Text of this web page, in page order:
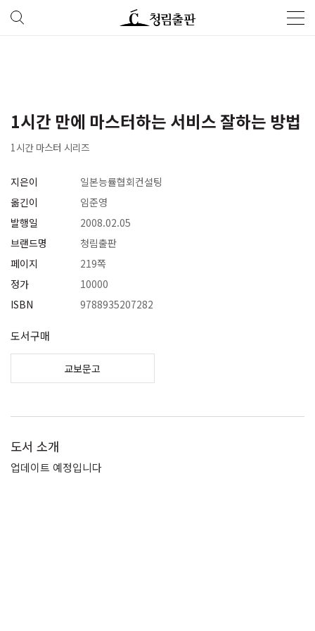
1시간 만에 마스터하는 서비스 잘하는 방법
1시간 마스터 시리즈
지은이
옮긴이
발행일
브랜드명
페이지
정가
ISBN
일본능률협회컨설팅
임준영
2008.02.05
청림출판
219쪽
10000
9788935207282
도서구매
교보문고
도서 소개
업데이트 예정입니다